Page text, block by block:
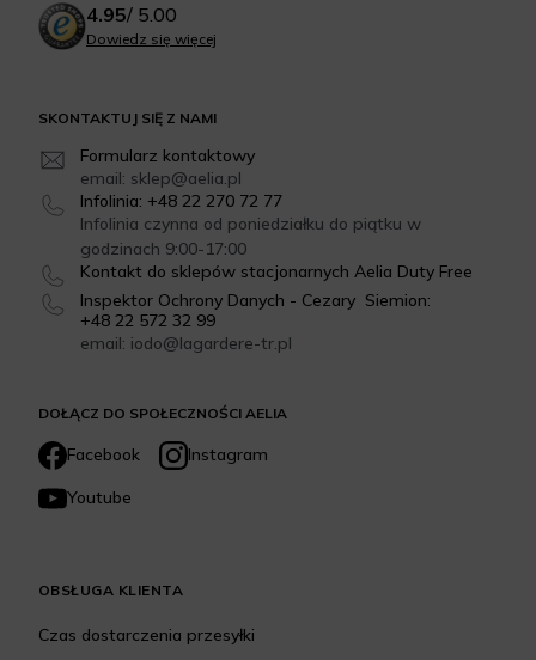
DOŁĄCZ DO SPOŁECZNOŚCI AELIA
Facebook
Instagram
Youtube
SKONTAKTUJ SIĘ Z NAMI
Formularz kontaktowy
email: sklep@aelia.pl
Infolinia: +48 22 270 72 77
Infolinia czynna od poniedziałku do piątku w
godzinach 9:00-17:00
Kontakt do sklepów stacjonarnych Aelia Duty Free
Inspektor Ochrony Danych - Cezary Siemion:
+48 22 572 32 99
email: iodo@lagardere-tr.pl
OBSŁUGA KLIENTA
Czas dostarczenia przesyłki
4.95/ 5.00
Dowiedz się więcej